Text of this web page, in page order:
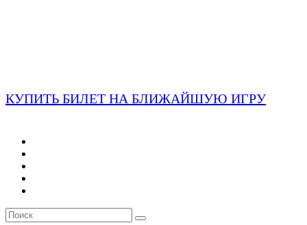
КУПИТЬ БИЛЕТ НА БЛИЖАЙШУЮ ИГРУ